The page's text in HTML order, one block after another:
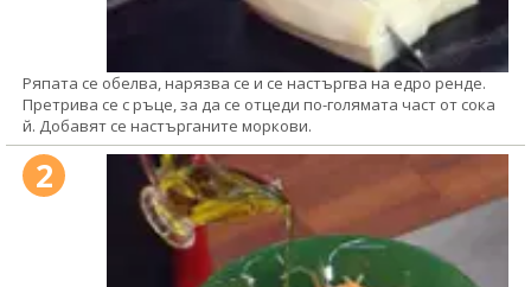
Ряпата се обелва, нарязва се и се настъргва на едро ренде.
Претрива се с ръце, за да се отцеди по-голямата част от сока
й. Добавят се настърганите моркови.
2